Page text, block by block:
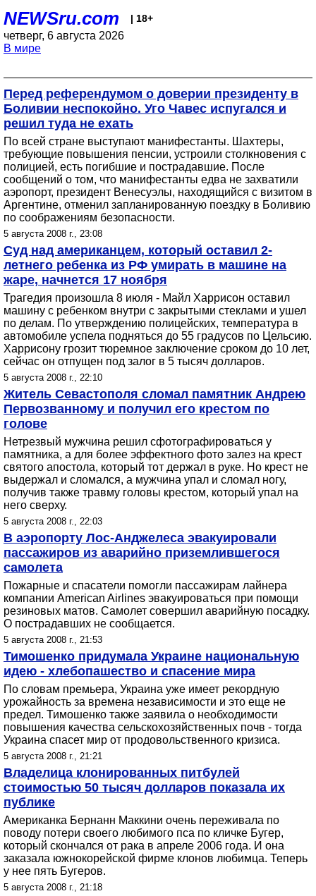
NEWSru.com | 18+
четверг, 6 августа 2026
В мире
Перед референдумом о доверии президенту в
Боливии неспокойно. Уго Чавес испугался и
решил туда не ехать
По всей стране выступают манифестанты. Шахтеры,
требующие повышения пенсии, устроили столкновения с
полицией, есть погибшие и пострадавшие. После
сообщений о том, что манифестанты едва не захватили
аэропорт, президент Венесуэлы, находящийся с визитом в
Аргентине, отменил запланированную поездку в Боливию
по соображениям безопасности.
5 августа 2008 г., 23:08
Суд над американцем, который оставил 2-
летнего ребенка из РФ умирать в машине на
жаре, начнется 17 ноября
Трагедия произошла 8 июля - Майл Харрисон оставил
машину с ребенком внутри с закрытыми стеклами и ушел
по делам. По утверждению полицейских, температура в
автомобиле успела подняться до 55 градусов по Цельсию.
Харрисону грозит тюремное заключение сроком до 10 лет,
сейчас он отпущен под залог в 5 тысяч долларов.
5 августа 2008 г., 22:10
Житель Севастополя сломал памятник Андрею
Первозванному и получил его крестом по
голове
Нетрезвый мужчина решил сфотографироваться у
памятника, а для более эффектного фото залез на крест
святого апостола, который тот держал в руке. Но крест не
выдержал и сломался, а мужчина упал и сломал ногу,
получив также травму головы крестом, который упал на
него сверху.
5 августа 2008 г., 22:03
В аэропорту Лос-Анджелеса эвакуировали
пассажиров из аварийно приземлившегося
самолета
Пожарные и спасатели помогли пассажирам лайнера
компании American Airlines эвакуироваться при помощи
резиновых матов. Самолет совершил аварийную посадку.
О пострадавших не сообщается.
5 августа 2008 г., 21:53
Тимошенко придумала Украине национальную
идею - хлебопашество и спасение мира
По словам премьера, Украина уже имеет рекордную
урожайность за времена независимости и это еще не
предел. Тимошенко также заявила о необходимости
повышения качества сельскохозяйственных почв - тогда
Украина спасет мир от продовольственного кризиса.
5 августа 2008 г., 21:21
Владелица клонированных питбулей
стоимостью 50 тысяч долларов показала их
публике
Американка Бернанн Маккини очень переживала по
поводу потери своего любимого пса по кличке Бугер,
который скончался от рака в апреле 2006 года. И она
заказала южнокорейской фирме клонов любимца. Теперь
у нее пять Бугеров.
5 августа 2008 г., 21:18